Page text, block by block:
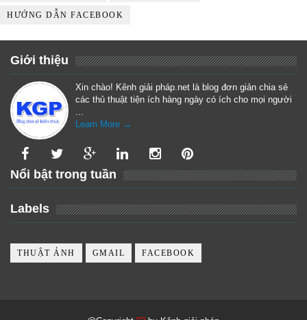
HƯỚNG DẪN FACEBOOK
Giới thiệu
Xin chào! Kênh giải pháp.net là blog đơn giản chia sẻ
các thủ thuật tiện ích hàng ngày có ích cho mọi người
Learn More →
Nổi bật trong tuần
Labels
THUẬT ẢNH GMAIL FACEBOOK